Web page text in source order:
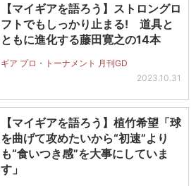
【マイギアを語ろう】ストロングロ
フトでもしっかり止まる! 道具と
ともに進化する藤田寛之の14本
ギア プロ・トーナメント 月刊GD
2023.10.31
【マイギアを語ろう】植竹希望「球
を曲げて攻めたいから“初速”より
も“食いつき感”を大事にしていま
す」